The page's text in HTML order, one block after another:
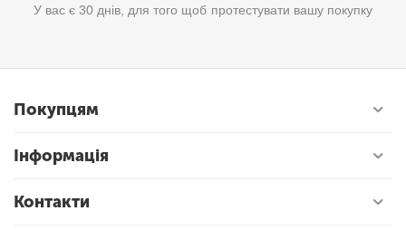
У вас є 30 днів, для того щоб протестувати вашу покупку
Покупцям
Інформація
Контакти